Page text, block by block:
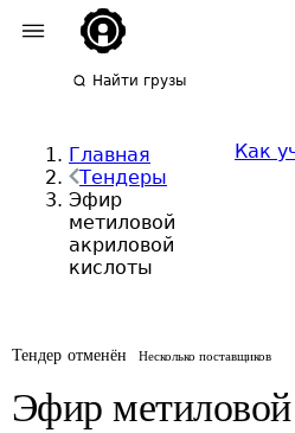
Найти грузы
Главная
Тендеры
Эфир
метиловой
акриловой
кислоты
Как
Тендер отменён Несколько поставщиков
Эфир